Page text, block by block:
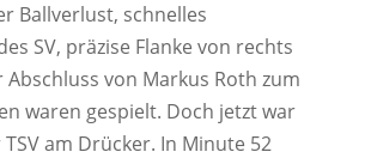
Ballverlust, schnelles
SV, präzise Flanke von rechts
von Markus Roth zum
waren gespielt. Doch jetzt war
am Drücker. In Minute 52